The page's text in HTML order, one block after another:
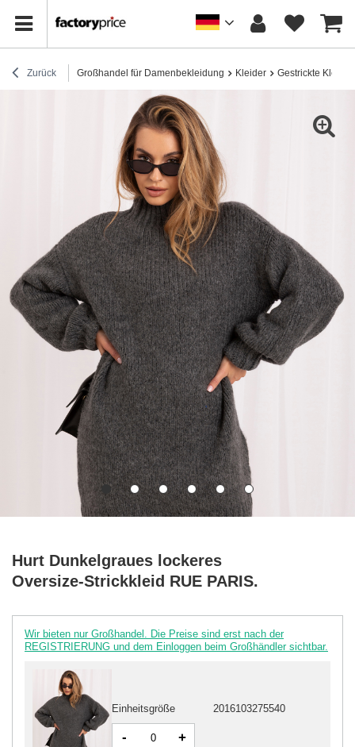
Zurück Großhandel für Damenbekleidung Kleider Gestrickte Kleider
Hurt Dunkelgraues lockeres
Oversize-Strickkleid RUE PARIS.
Wir bieten nur Großhandel. Die Preise sind erst nach der
REGISTRIERUNG und dem Einloggen beim Großhändler sichtbar.
Einheitsgröße 2016103275540
- +